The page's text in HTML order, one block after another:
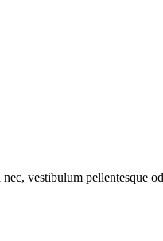
nec, vestibulum pellentesque